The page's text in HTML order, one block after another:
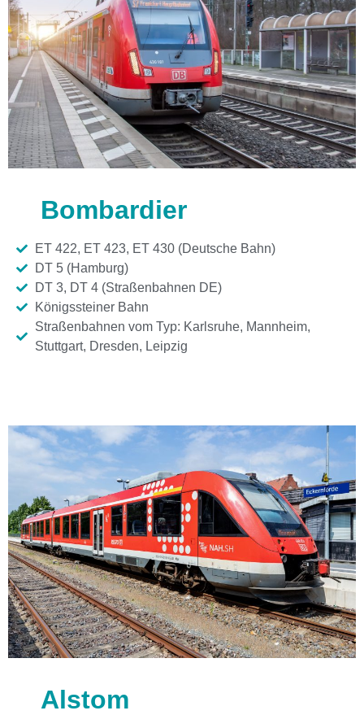
Bombardier
ET 422, ET 423, ET 430 (Deutsche Bahn)
DT 5 (Hamburg)
DT 3, DT 4 (Straßenbahnen DE)
Königssteiner Bahn
Straßenbahnen vom Typ: Karlsruhe, Mannheim,
Stuttgart, Dresden, Leipzig
Alstom